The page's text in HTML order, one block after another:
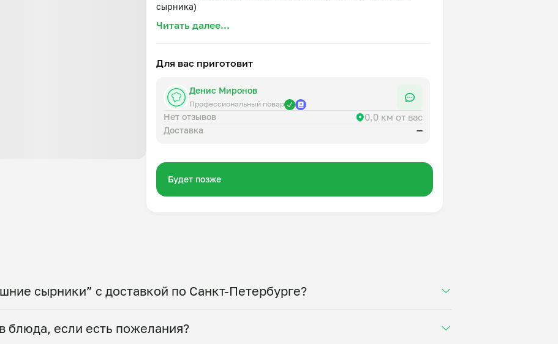
Читать далее...
Для вас приготовит
Денис Миронов
Профессиональный повар
Нет отзывов 0.0 км от вас
Доставка —
Будет позже
сырники” с доставкой по Санкт-Петербурге?
Герметичная упаковка сохраняет тепло до 90 минут. Статус заказа
блюда, если есть пожелания?